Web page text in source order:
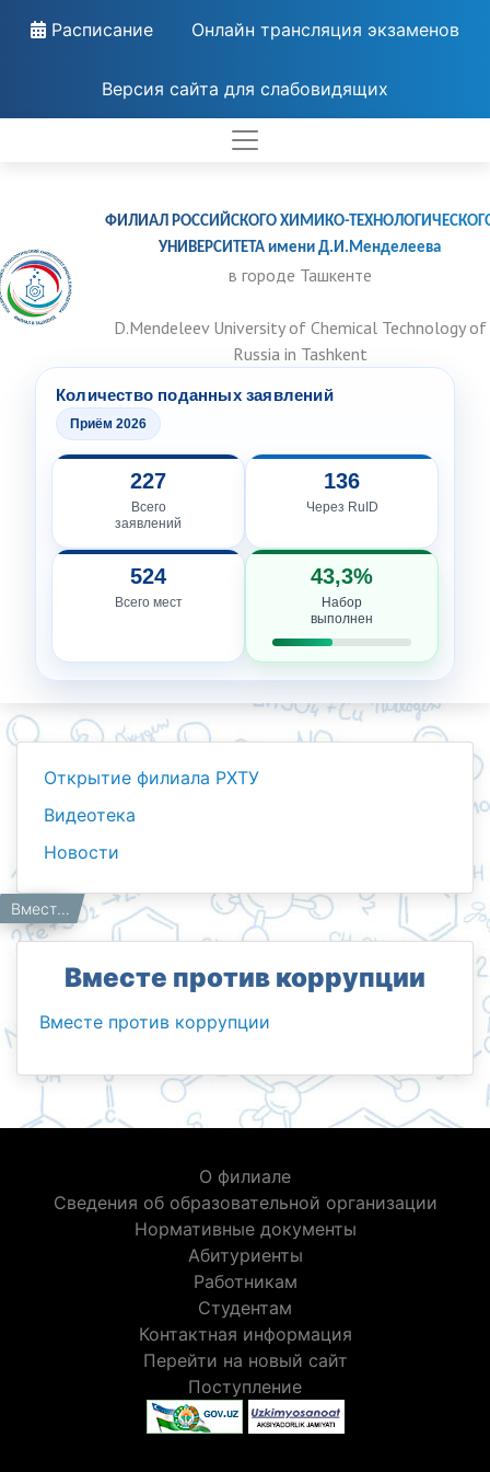
Расписание Онлайн трансляция экзаменов
Версия сайта для слабовидящих
ФИЛИАЛ РОССИЙСКОГО ХИМИКО-
УНИВЕРСИТЕТА имени Д.И.Менделеева
в городе Ташкенте
D.Mendeleev University of Chemical Technology of
Russia in Tashkent
Количество поданных заявлений
Приём 2026
227
Всего
заявлений
136
Через RuID
524
Всего мест
43,3%
Набор
выполнен
Открытие филиала РХТУ
Видеотека
Новости
Главная
Работникам
Новости Вместе против коррупции
Вместе против коррупции
Вместе против коррупции
О филиале
Сведения об образовательной организации
Нормативные документы
Абитуриенты
Работникам
Студентам
Контактная информация
Перейти на новый сайт
Поступление